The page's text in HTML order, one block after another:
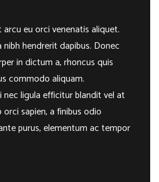
eu orci venenatis aliquet.
hendrerit dapibus. Donec
in dictum a, rhoncus quis
commodo aliquam.
nec ligula efficitur blandit vel at
sapien, a finibus odio
purus, elementum ac tempor